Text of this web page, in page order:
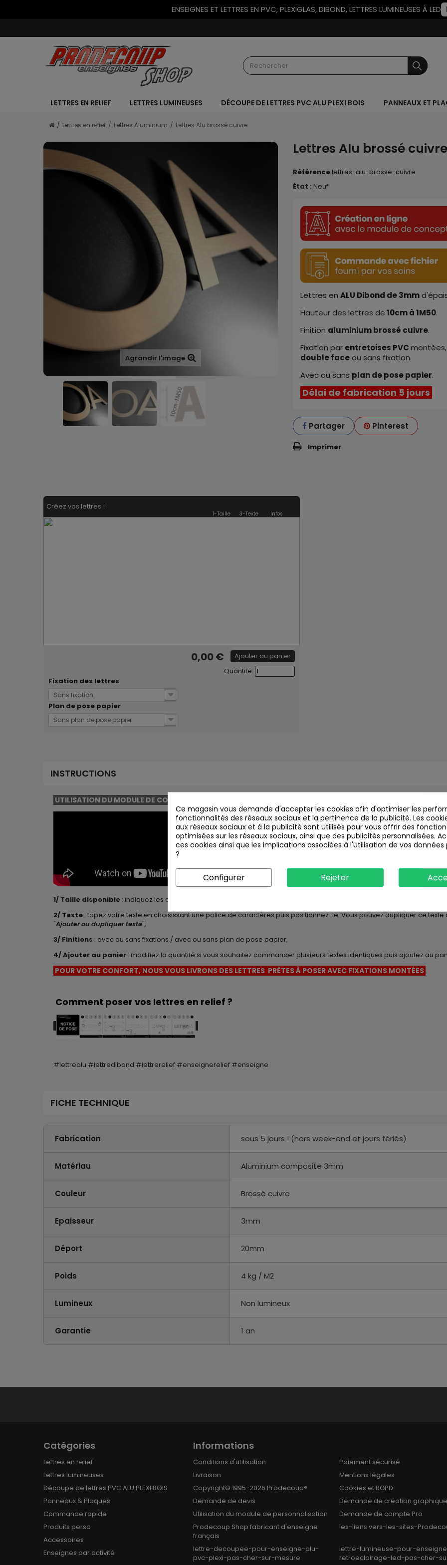
ENSEIGNES ET LETTRES EN PVC, PLEXIGLAS, DIBOND, LETTRES LUMINEUSES À LED
LETTRES EN RELIEF LETTRES LUMINEUSES DÉCOUPE DE LETTRES PVC ALU PLEXI BOIS PANNEAUX ET
Lettres en relief Lettres Aluminium Lettres Alu brossé cuivre
Agrandir l'image
Lettres Alu brossé cuivre
Référence lettres-alu-brosse-cuivre
État : Neuf
Lettres en ALU Dibond de3mm
Hauteur des lettres de10cmà1M50.
Finition aluminium brossé cuivre.
Fixation par entretoises PVCmontées,
double faceou sans fixation.
Avec ou sans plan de pose papier.
Délai de fabrication 5 jours
Partager Pinterest
Imprimer
Créez vos lettres !
1-Taille 3-Texte Infos
0,00 €
Ajouter au panier
Quantité:
Fixation des lettres
Sans fixation
Plan de pose papier
Sans plan de pose papier
INSTRUCTIONS
UTILISATION DU MODULE DE CONCEPTION :
1/ Taille disponible : indiquez les dimensions (largeur et hauteur en cm) de l'emplacement disponible,
2/ Texte : tapez votre texte en choisissant une police de caractères puis positionnez-le. Vous pouvez dupliquer ce
"Ajouter ou dupliquer texte",
3/ Finitions : avec ou sans fixations / avec ou sans plan de pose papier,
4/Ajouter au panier : modifiez la quantité si vous souhaitez commander plusieurs textes identiques puis ajoutez au
POUR VOTRE CONFORT, NOUS VOUS LIVRONS DES LETTRES PRÊTES À POSER AVEC FIXATIONS MONTÉES .
Comment poser vos lettres en relief ?
#lettrealu #lettredibond #lettrerelief #enseignerelief #enseigne
FICHE TECHNIQUE
Fabrication sous 5 jours ! (hors week-end et jours fériés)
Matériau Aluminium composite 3mm
Couleur Brossé cuivre
Epaisseur 3mm
Déport 20mm
Poids 4 kg / M2
Lumineux Non lumineux
Garantie 1 an
Catégories
Lettres en relief
Lettres lumineuses
Découpe de lettres PVC ALU PLEXI BOIS
Panneaux & Plaques
Commande rapide
Produits perso
Accessoires
Enseignes par activité
Informations
Conditions d'utilisation
Paiement sécurisé
Livraison
Mentions légales
Copyright© 1995-2026 Prodecoup®
Cookies et RGPD
Demande de devis
Demande de création graphique
Utilisation du module de personnalisation
Demande de compte Pro
Prodecoup Shop fabricant d'enseigne
français
les-liens vers-les-sites-
lettre-decoupee-pour-enseigne-alu-
pvc-plexi-pas-cher-sur-mesure
lettre-lumineuse-pour-
retroeclairage-led-pas-cher-
Ce magasin vous demande d'accepter les cookies afin d'optimiser les
fonctionnalités des réseaux sociaux et la pertinence de la publicité. Les
aux réseaux sociaux et à la publicité sont utilisés pour vous offrir des
optimisées sur les réseaux sociaux, ainsi que des publicités personnalisées.
ces cookies ainsi que les implications associées à l'utilisation de vos données
?
Configurer Rejeter